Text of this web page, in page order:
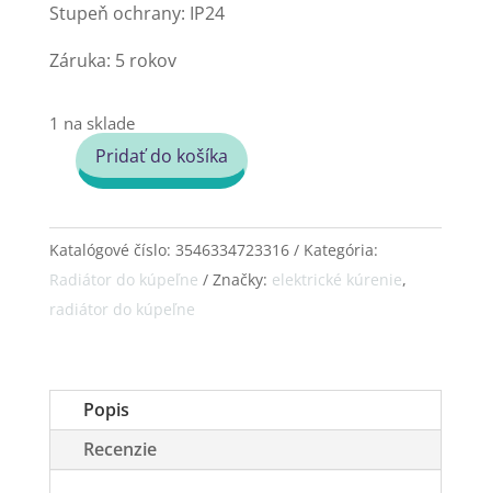
Stupeň ochrany: IP24
Záruka: 5 rokov
1 na sklade
množstvo
Corsaire
1000W
kúpeľne
Pridať do košíka
Katalógové číslo: 3546334723316
Kategória:
Radiátor do kúpeľne
Značky: elektrické kúrenie,
radiátor do kúpeľne
Popis
Recenzie